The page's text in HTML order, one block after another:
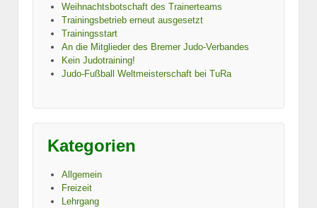
Weihnachtsbotschaft des Trainerteams
Trainingsbetrieb erneut ausgesetzt
Trainingsstart
An die Mitglieder des Bremer Judo-Verbandes
Kein Judotraining!
Judo-Fußball Weltmeisterschaft bei TuRa
Kategorien
Allgemein
Freizeit
Lehrgang